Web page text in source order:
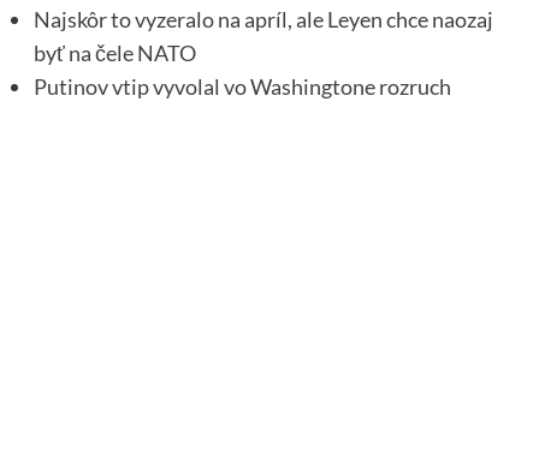
Najskôr to vyzeralo na apríl, ale Leyen chce naozaj
byť na čele NATO
Putinov vtip vyvolal vo Washingtone rozruch